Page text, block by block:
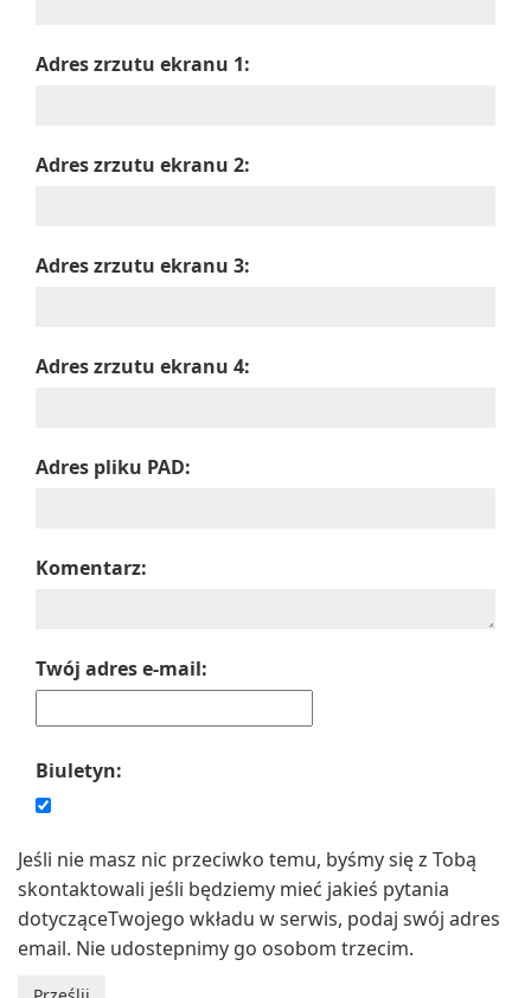
Adres zrzutu ekranu 1:
Adres zrzutu ekranu 2:
Adres zrzutu ekranu 3:
Adres zrzutu ekranu 4:
Adres pliku PAD:
Komentarz:
Twój adres e-mail:
Biuletyn:
Jeśli nie masz nic przeciwko temu, byśmy się z Tobą
skontaktowali jeśli będziemy mieć jakieś pytania
dotycząceTwojego wkładu w serwis, podaj swój adres
email. Nie udostepnimy go osobom trzecim.